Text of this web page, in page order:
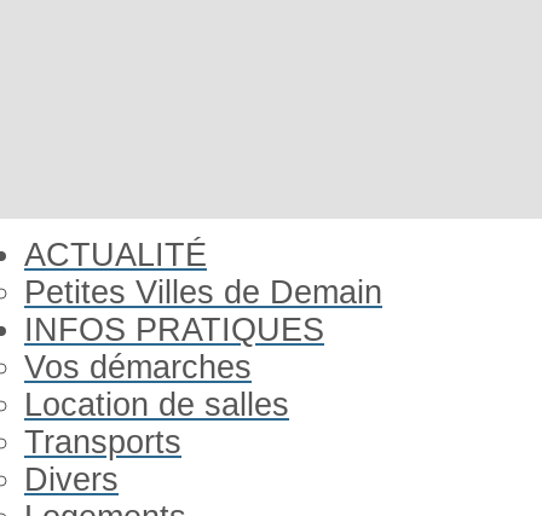
ACTUALITÉ
Petites Villes de Demain
INFOS PRATIQUES
Vos démarches
Location de salles
Transports
Divers